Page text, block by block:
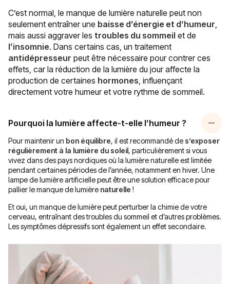
C’est normal, le manque de lumière naturelle peut non
seulement entraîner une baisse d’énergie et d’humeur,
mais aussi aggraver les troubles du sommeil et de
l’insomnie. Dans certains cas, un traitement
antidépresseur peut être nécessaire pour contrer ces
effets, car la réduction de la lumière du jour affecte la
production de certaines hormones, influençant
directement votre humeur et votre rythme de sommeil.
Pourquoi la lumière affecte-t-elle l’humeur ?
Pour maintenir un bon équilibre, il est recommandé de s’exposer
régulièrement à la lumière du soleil, particulièrement si vous
vivez dans des pays nordiques où la lumière naturelle est limitée
pendant certaines périodes de l’année, notamment en hiver. Une
lampe de lumière artificielle peut être une solution efficace pour
pallier le manque de lumière naturelle !
Et oui, un manque de lumière peut perturber la chimie de votre
cerveau, entraînant des troubles du sommeil et d’autres problèmes.
Les symptômes dépressifs sont également un effet secondaire.